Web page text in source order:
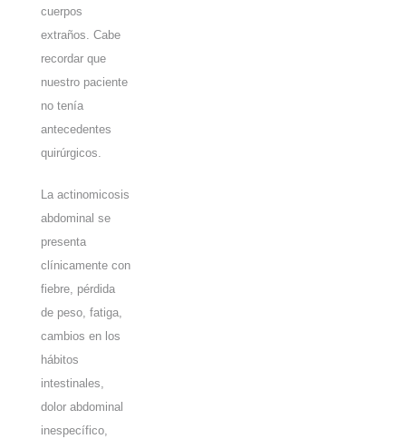
cuerpos
extraños. Cabe
recordar que
nuestro paciente
no tenía
antecedentes
quirúrgicos.
La actinomicosis
abdominal se
presenta
clínicamente con
fiebre, pérdida
de peso, fatiga,
cambios en los
hábitos
intestinales,
dolor abdominal
inespecífico,